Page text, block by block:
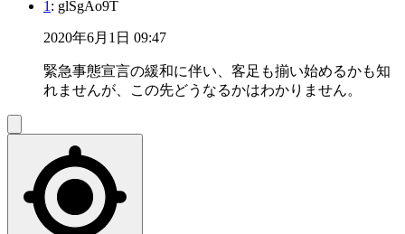
1: glSgAo9T
2020年6月1日 09:47
緊急事態宣言の緩和に伴い、客足も揃い始めるかも知
れませんが、この先どうなるかはわかりません。